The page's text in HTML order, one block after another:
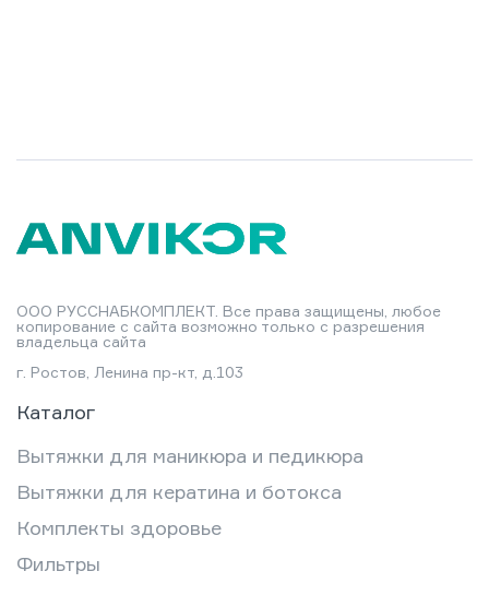
ООО РУССНАБКОМПЛЕКТ. Все права защищены, любое
копирование с сайта возможно только с разрешения
владельца сайта
г. Ростов, Ленина пр-кт, д.103
Каталог
Вытяжки для маникюра и педикюра
Вытяжки для кератина и ботокса
Комплекты здоровье
Фильтры